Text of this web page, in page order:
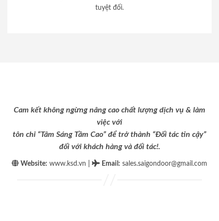
tuyệt đối.
Cam kết không ngừng nâng cao chất lượng dịch vụ & làm
việc với
tôn chỉ “Tâm Sáng Tầm Cao” để trở thành “Đối tác tin cậy”
đối với khách hàng và đối tác!.
Website: www.ksd.vn Email : sales.saigondoor@gmail.com